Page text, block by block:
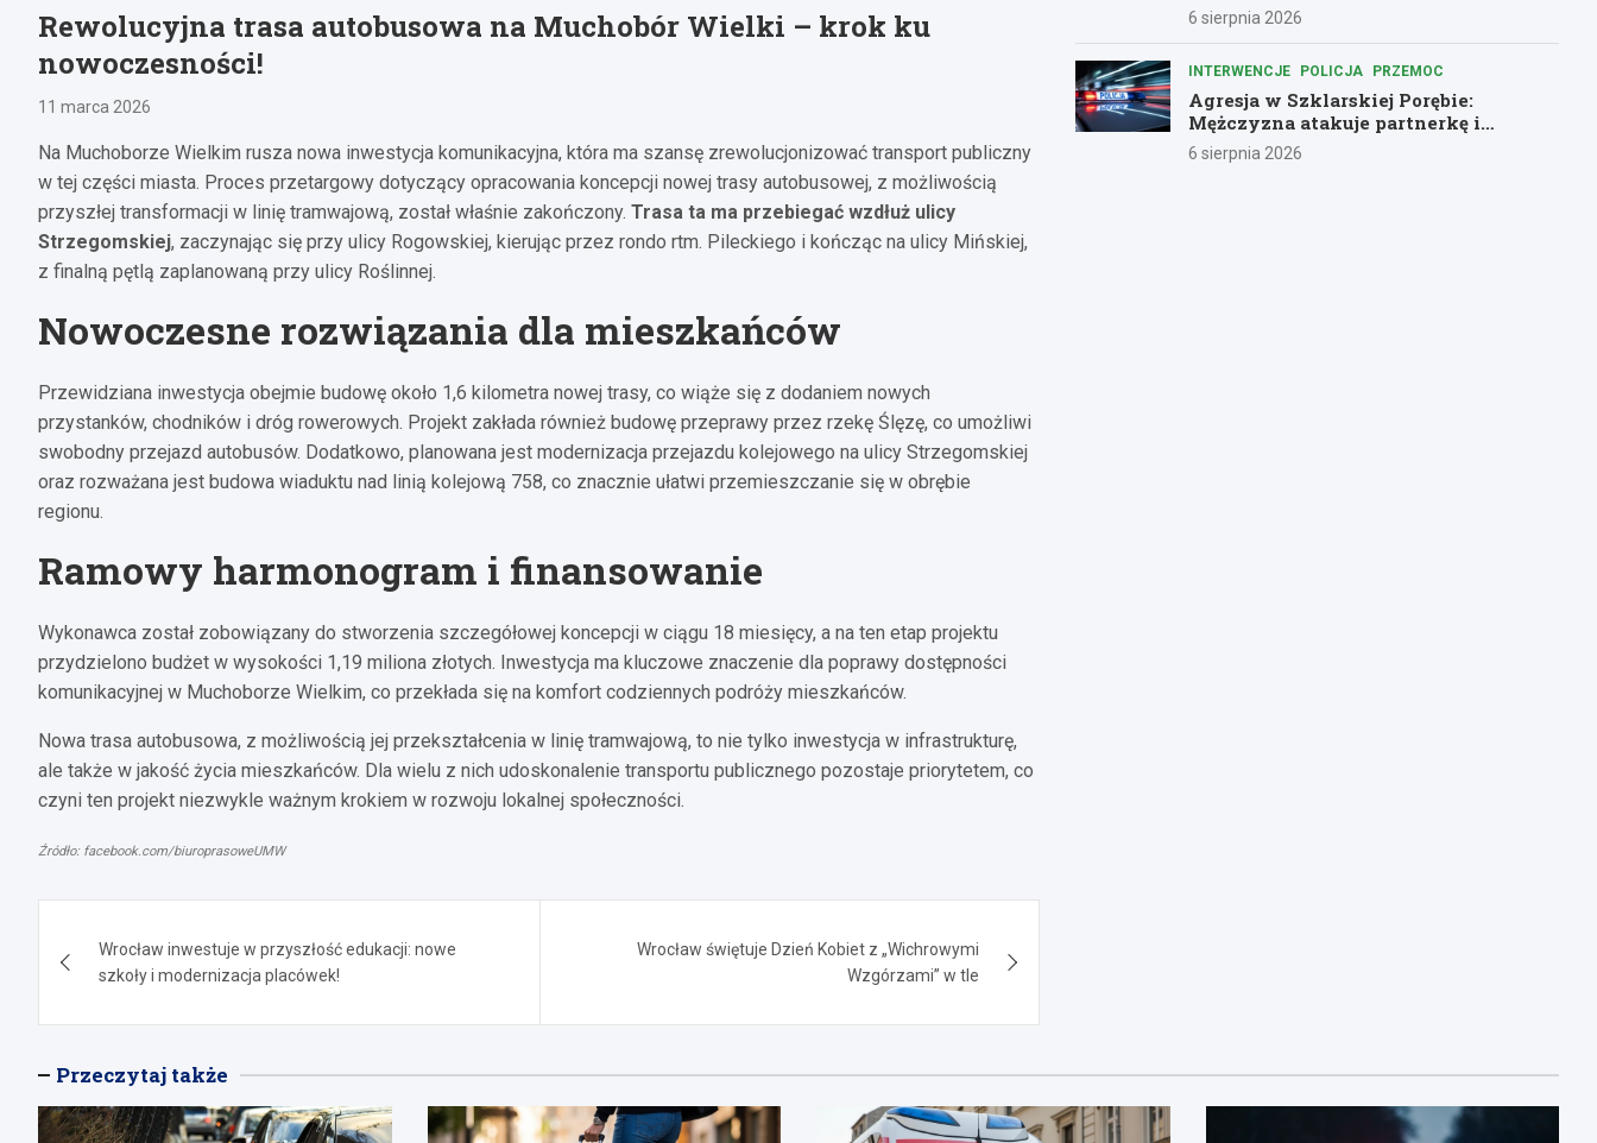
Rewolucyjna trasa autobusowa na Muchobór Wielki – krok ku
nowoczesności!
11 marca 2026
Na Muchoborze Wielkim rusza nowa inwestycja komunikacyjna, która ma szansę zrewolucjonizować transport publiczny
w tej części miasta. Proces przetargowy dotyczący opracowania koncepcji nowej trasy autobusowej, z możliwością
przyszłej transformacji w linię tramwajową, został właśnie zakończony. Trasa ta ma przebiegać wzdłuż ulicy
Strzegomskiej, zaczynając się przy ulicy Rogowskiej, kierując przez rondo rtm. Pileckiego i kończąc na ulicy Mińskiej,
z finalną pętlą zaplanowaną przy ulicy Roślinnej.
Nowoczesne rozwiązania dla mieszkańców
Przewidziana inwestycja obejmie budowę około 1,6 kilometra nowej trasy, co wiąże się z dodaniem nowych
przystanków, chodników i dróg rowerowych. Projekt zakłada również budowę przeprawy przez rzekę Ślęzę, co umożliwi
swobodny przejazd autobusów. Dodatkowo, planowana jest modernizacja przejazdu kolejowego na ulicy Strzegomskiej
oraz rozważana jest budowa wiaduktu nad linią kolejową 758, co znacznie ułatwi przemieszczanie się w obrębie
regionu.
Ramowy harmonogram i finansowanie
Wykonawca został zobowiązany do stworzenia szczegółowej koncepcji w ciągu 18 miesięcy, a na ten etap projektu
przydzielono budżet w wysokości 1,19 miliona złotych. Inwestycja ma kluczowe znaczenie dla poprawy dostępności
komunikacyjnej w Muchoborze Wielkim, co przekłada się na komfort codziennych podróży mieszkańców.
Nowa trasa autobusowa, z możliwością jej przekształcenia w linię tramwajową, to nie tylko inwestycja w infrastrukturę,
ale także w jakość życia mieszkańców. Dla wielu z nich udoskonalenie transportu publicznego pozostaje priorytetem, co
czyni ten projekt niezwykle ważnym krokiem w rozwoju lokalnej społeczności.
Źródło: facebook.com/biuroprasoweUMW
wpisu
Wrocław inwestuje w przyszłość edukacji: nowe
szkoły i modernizacja placówek!
Wrocław świętuje Dzień Kobiet z „Wichrowymi
Wzgórzami” w tle
6 sierpnia 2026
INTERWENCJE POLICJA PRZEMOC
Agresja w Szklarskiej Porębie:
Mężczyzna atakuje partnerkę i
policjantów butelką
6 sierpnia 2026
Przeczytaj także